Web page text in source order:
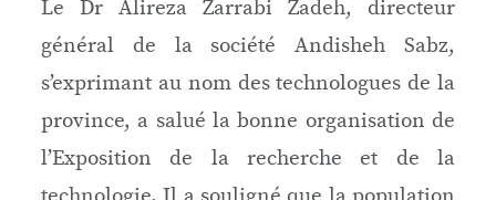
Le Dr Alireza Zarrabi Zadeh, directeur
général de la société Andisheh Sabz,
s’exprimant au nom des technologues de la
province, a salué la bonne organisation de
l’Exposition de la recherche et de la